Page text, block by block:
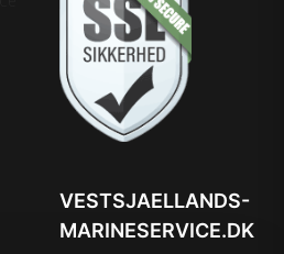
VESTSJAELLANDS-
MARINESERVICE.DK